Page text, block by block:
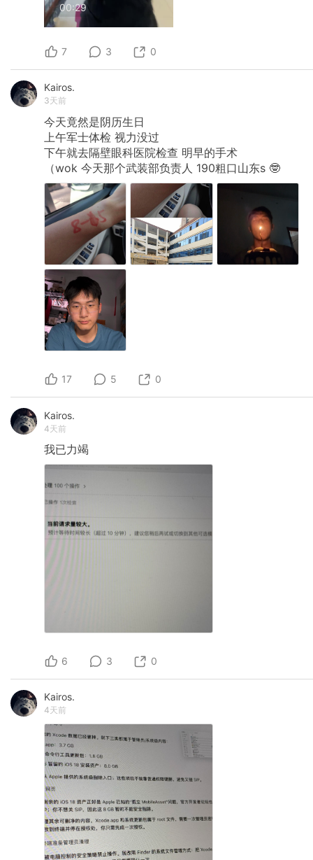
00:29
7 3 0
Kairos.
3天前
今天竟然是阴历生日
上午军士体检 视力没过
下午就去隔壁眼科医院检查 明早的手术
（wok 今天那个武装部负责人 190粗口山东s 🤓
17 5 0
Kairos.
4天前
我已力竭
6 3 0
Kairos.
4天前